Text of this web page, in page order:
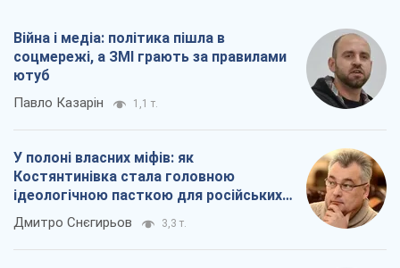
Війна і медіа: політика пішла в
соцмережі, а ЗМІ грають за правилами
ютуб
Павло Казарін 1,1 т.
У полоні власних міфів: як
Костянтинівка стала головною
ідеологічною пасткою для російських
окупантів
Дмитро Снєгирьов 3,3 т.